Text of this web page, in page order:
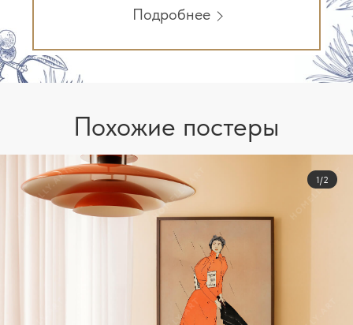
Подробнее
Похожие постеры
1/2